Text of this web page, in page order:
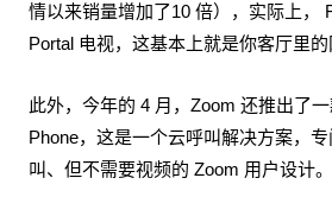
情以来销量增加了10 倍），实际上，
Portal 电视，这基本上就是你客厅里的
此外，今年的 4 月，Zoom 还推出了
Phone，这是一个云呼叫解决方案，
叫、但不需要视频的 Zoom 用户设计。